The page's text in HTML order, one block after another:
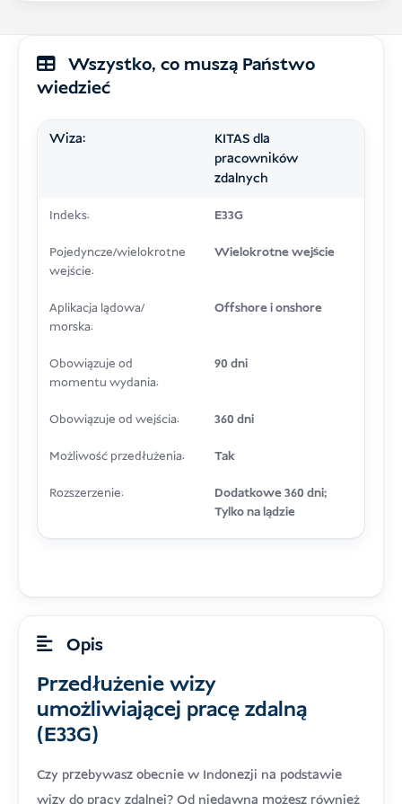
Wszystko, co muszą Państwo
wiedzieć
Wiza:
KITAS dla
pracowników
zdalnych
Indeks: E33G
Pojedyncze/wielokrotne
wejście:
Wielokrotne wejście
Aplikacja lądowa/
morska:
Offshore i onshore
Obowiązuje od
momentu wydania:
90 dni
Obowiązuje od wejścia: 360 dni
Możliwość przedłużenia: Tak
Rozszerzenie:
Dodatkowe 360 dni;
Tylko na lądzie
Opis
Przedłużenie wizy
umożliwiającej pracę zdalną
(E33G)
Czy przebywasz obecnie w Indonezji na podstawie
wizy do pracy zdalnej? Od niedawna możesz również